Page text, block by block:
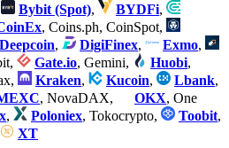
Bybit (Spot), BYDFi,
, Coins.ph, CoinSpot,
Deepcoin, DigiFinex, Exmo,
Gate.io, Gemini, Huobi,
Kraken, Kucoin, Lbank,
, NovaDAX, OKX, One
, Poloniex, Tokocrypto, Toobit,
XT